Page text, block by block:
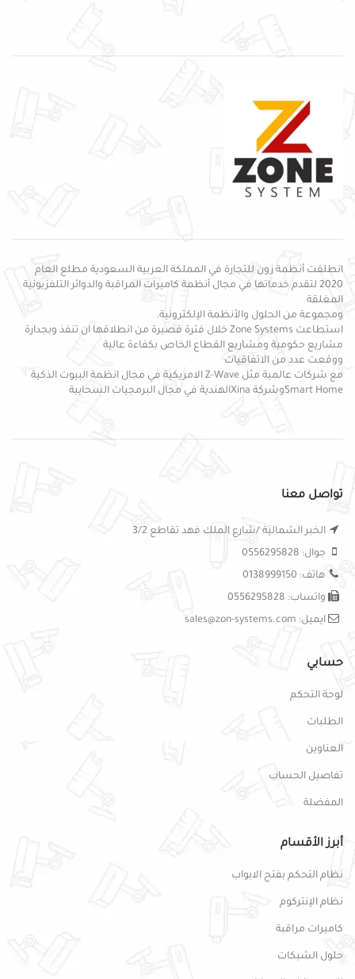
انطلقت أنظمة زون للتجارة في المملكة العربية السعودية مطلع العام
2020 لتقدم خدماتها في مجال أنظمة كاميرات المراقبة والدوائر التلفزيونية
المغلقة
ومجموعة من الحلول والأنظمة الإلكترونية.
استطاعت Zone Systems خلال فترة قصيرة من انطلاقها ان تنفذ وبجدارة
مشاريع حكومية ومشاريع القطاع الخاص بكفاءة عالية
ووقعت عدد من الاتفاقيات
مع شركات عالمية مثل Z-Wave الامريكية في مجال انظمة البيوت الذكية
Smart Homeوشركة Xinaالهندية في مجال البرمجيات السحابية
تواصل معنا
الخبر الشمالية /شارع الملك فهد تقاطع 3/2
جوال: 0556295828
هاتف: 0138999150
واتساب: 0556295828
ايميل: sales@zon-systems.com
حسابي
لوحة التحكم
الطلبات
العناوين
تفاصيل الحساب
المفضلة
أبرز الأقسام
نظام التحكم بفتح الابواب
نظام الإنتركوم
كاميرات مراقبة
حلول الشبكات